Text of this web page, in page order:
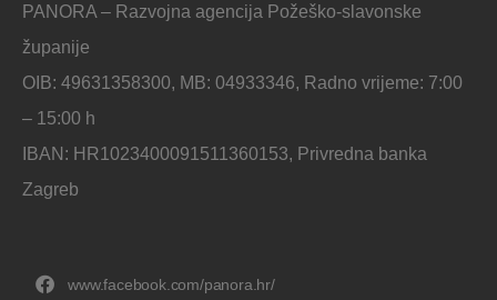
PANORA – Razvojna agencija Požeško-slavonske
županije
OIB: 49631358300, MB: 04933346, Radno vrijeme: 7:00
– 15:00 h
IBAN: HR1023400091511360153, Privredna banka
Zagreb
www.facebook.com/panora.hr/